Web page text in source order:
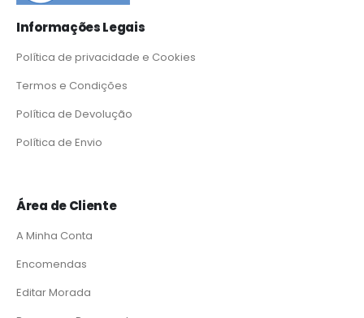
Informações Legais
Política de privacidade e Cookies
Termos e Condições
Política de Devolução
Política de Envio
Área de Cliente
A Minha Conta
Encomendas
Editar Morada